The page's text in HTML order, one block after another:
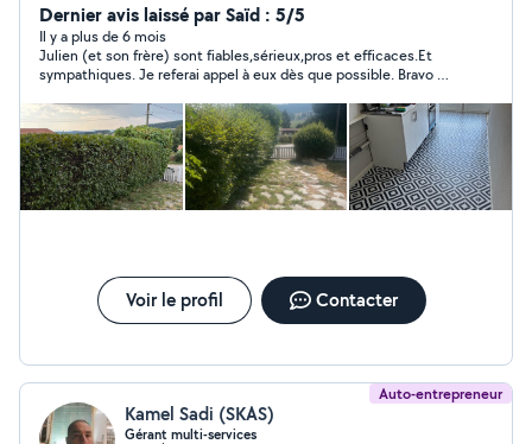
quotidien : Bricolage & travaux Petits travaux tous corps
d'état Pose de parquet flottant Pose de portes
coulissantes Toile de verre & peinture Électricité
Installation de luminaires Remplacement prises &
interrupteurs Aménagement & mobilier Montage de
meubles Livraison meubles & électroménager Services
pratiques Aide au déménagement Extérieur & entretien
Tonte, débroussaillage, taille de haies Nettoyage
extérieur (maison, terrain, cave, cimetière) Travail
demande, réponse rapide garantie !
Dernier avis laissé par Saïd : 5/5
Il y a plus de 6 mois
Julien (et son frère) sont fiables,sérieux,pros et efficaces.Et
sympathiques. Je referai appel à eux dès que possible. Bravo et
Voir le profil Contacter
Auto-entrepreneur
Kamel Sadi (SKAS)
Gérant multi-services